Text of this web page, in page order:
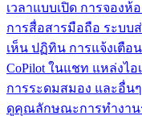
เวลาแบบเปิด การจอง
การสื่อสารมือถือ ระบบ
เห็น ปฏิทิน การแจ้งเตือ
CoPilot ในแชท แหล่งไอ
การระดมสมอง และอื่นๆ
ดูคุณลักษณะการทำงา